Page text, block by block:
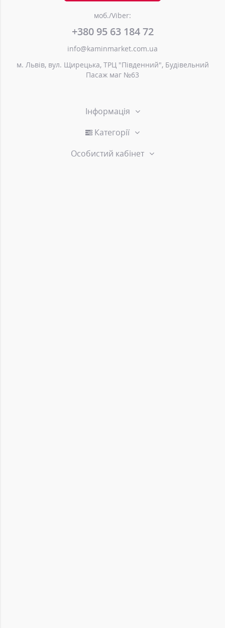
моб./Viber:
+380 95 63 184 72
info@kaminmarket.com.ua
м. Львів, вул. Щирецька, ТРЦ "Південний", Будівельний
Пасаж маг №63
Інформація
Категорії
Особистий кабінет